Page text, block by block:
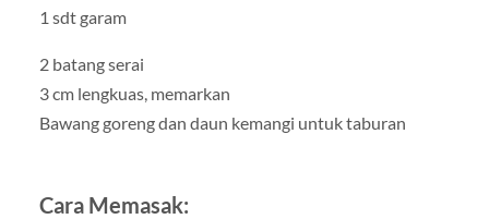
1 sdt garam
2 batang serai
3 cm lengkuas, memarkan
Bawang goreng dan daun kemangi untuk taburan
Cara Memasak: